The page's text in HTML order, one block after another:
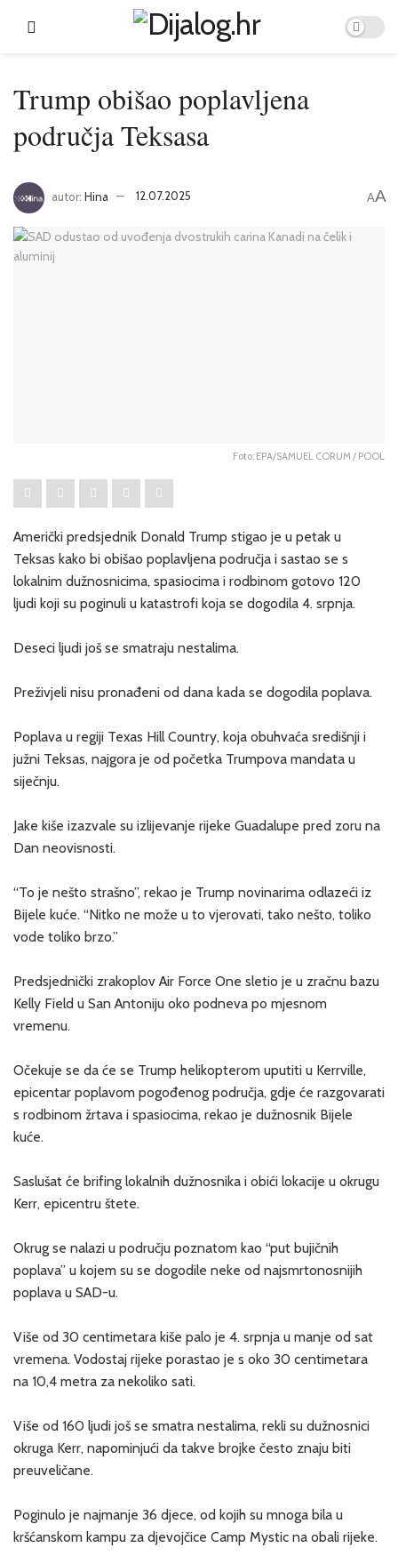
Trump obišao poplavljena
područja Teksasa
autor: Hina 12.07.2025 AA
Foto: EPA/SAMUEL CORUM / POOL
Američki predsjednik Donald Trump stigao je u petak u
Teksas kako bi obišao poplavljena područja i sastao se s
lokalnim dužnosnicima, spasiocima i rodbinom gotovo 120
ljudi koji su poginuli u katastrofi koja se dogodila 4. srpnja.
Deseci ljudi još se smatraju nestalima.
Preživjeli nisu pronađeni od dana kada se dogodila poplava.
Poplava u regiji Texas Hill Country, koja obuhvaća središnji i
južni Teksas, najgora je od početka Trumpova mandata u
siječnju.
Jake kiše izazvale su izlijevanje rijeke Guadalupe pred zoru na
Dan neovisnosti.
“To je nešto strašno”, rekao je Trump novinarima odlazeći iz
Bijele kuće. “Nitko ne može u to vjerovati, tako nešto, toliko
vode toliko brzo.”
Predsjednički zrakoplov Air Force One sletio je u zračnu bazu
Kelly Field u San Antoniju oko podneva po mjesnom
vremenu.
Očekuje se da će se Trump helikopterom uputiti u Kerrville,
epicentar poplavom pogođenog područja, gdje će razgovarati
s rodbinom žrtava i spasiocima, rekao je dužnosnik Bijele
kuće.
Saslušat će brifing lokalnih dužnosnika i obići lokacije u okrugu
Kerr, epicentru štete.
Okrug se nalazi u području poznatom kao “put bujičnih
poplava” u kojem su se dogodile neke od najsmrtonosnijih
poplava u SAD-u.
Više od 30 centimetara kiše palo je 4. srpnja u manje od sat
vremena. Vodostaj rijeke porastao je s oko 30 centimetara
na 10,4 metra za nekoliko sati.
Više od 160 ljudi još se smatra nestalima, rekli su dužnosnici
okruga Kerr, napominjući da takve brojke često znaju biti
preuveličane.
Poginulo je najmanje 36 djece, od kojih su mnoga bila u
kršćanskom kampu za djevojčice Camp Mystic na obali rijeke.